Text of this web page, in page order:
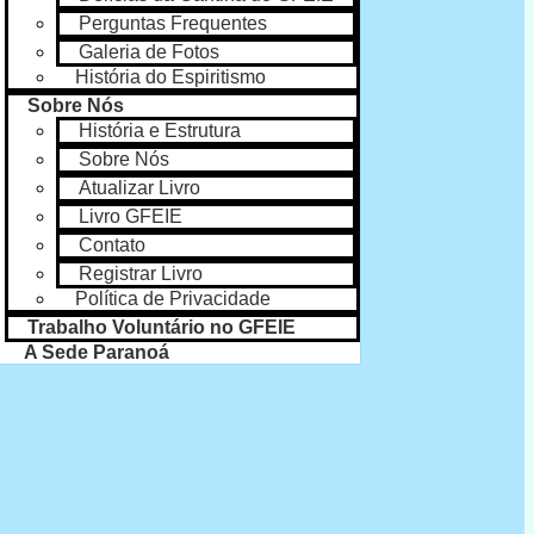
SAIBA MAIS
Perguntas Frequentes
Galeria de Fotos
História do Espiritismo
Sobre Nós
História e Estrutura
Sobre Nós
Atualizar Livro
Livro GFEIE
Contato
Registrar Livro
Política de Privacidade
Trabalho Voluntário no GFEIE
A Sede Paranoá